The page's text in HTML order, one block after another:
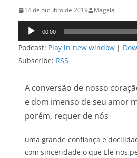
14 de outubro de 2019 Magela
Tocador
de
áudio
00:00
Podcast: Play in new window |
Subscribe: RSS
A conversão de nosso
e dom imenso de seu amor
porém, requer de nós
uma grande confiança e
com sinceridade o que Ele nos